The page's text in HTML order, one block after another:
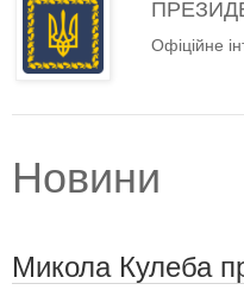
Офіційне
Новини
Микола Кулеба